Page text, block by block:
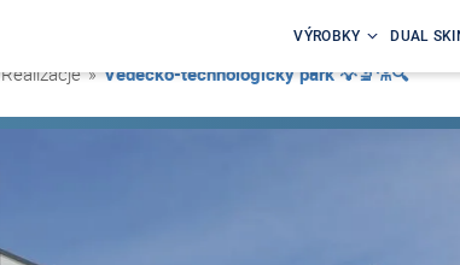
VÝROBKY DUAL
Realizacje »Vedecko-technologický park 💡🔬⚗️🔍